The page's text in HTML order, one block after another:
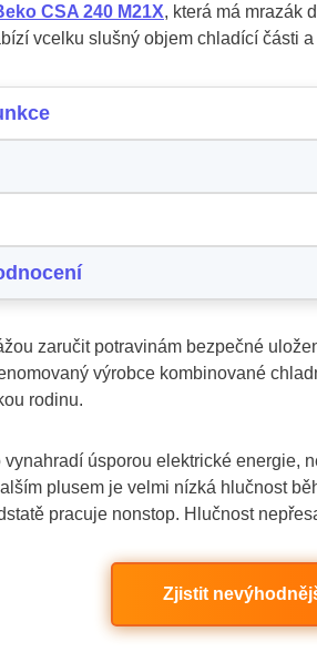
CSA 240 M21X, která má mrazák
vcelku slušný objem chladící části
zaručit potravinám bezpečné
výrobce kombinované
rodinu.
úsporou elektrické energie,
plusem je velmi nízká hlučnost
pracuje nonstop. Hlučnost
Zjistit